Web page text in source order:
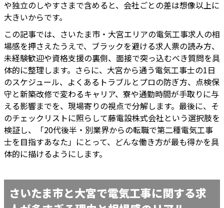
や独立のしやすさまで含めると、会社ごとの差は想像以上に
大きいからです。
この記事では、さいたま市・大宮エリアの電気工事求人の相
場感を押さえたうえで、ブラックを避ける求人票の読み方、
未経験歓迎や資格支援の裏側、面接で突っ込むべき質問を具
体的に整理します。さらに、大宮から通う電気工事士の1日
のスケジュール、よくあるトラブルとプロの防ぎ方、点検保
守と新築改修で変わるキャリア、寮や通勤時間が手取りに与
える影響までを、現場寄りの視点で分解します。最後に、そ
のチェックリストに照らして藤電設株式会社という選択肢を
検証し、「20代後半・別業界からの転職で第二種電気工事
士を目指すあなた」にとって、どんな働き方が最も得かを具
体的に描けるようにします。
さいたま市と大宮で電気工事に関する求